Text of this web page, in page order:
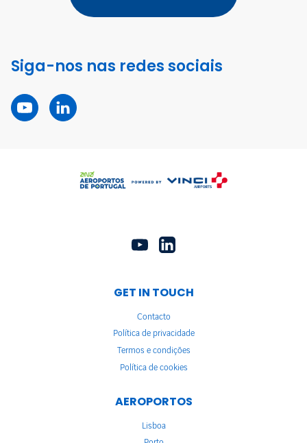
Siga-nos nas redes sociais
GET IN TOUCH
Contacto
Política de privacidade
Termos e condições
Política de cookies
AEROPORTOS
Lisboa